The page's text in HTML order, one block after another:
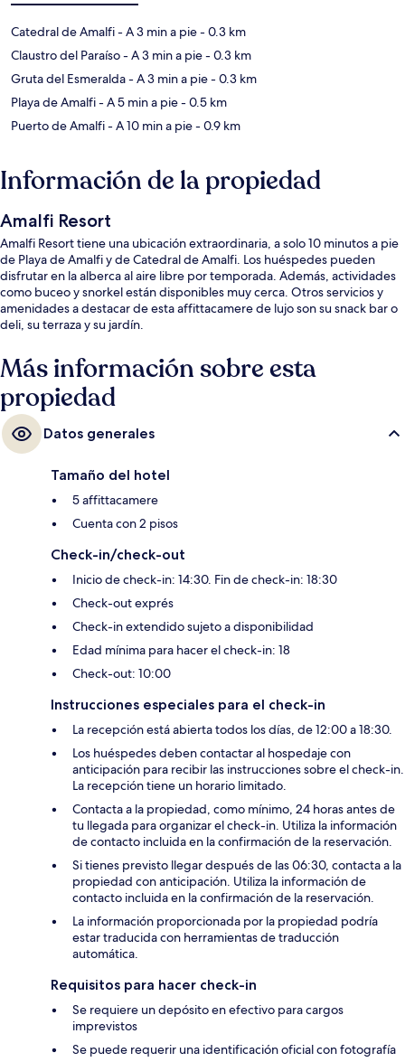
Catedral de Amalfi- A 3 min a pie- 0.3 km
Claustro del Paraíso- A 3 min a pie- 0.3 km
Gruta del Esmeralda- A 3 min a pie- 0.3 km
Playa de Amalfi- A 5 min a pie- 0.5 km
Puerto de Amalfi- A 10 min a pie- 0.9 km
Información de la propiedad
Amalfi Resort
Amalfi Resort tiene una ubicación extraordinaria, a solo 10 minutos a pie
de Playa de Amalfi y de Catedral de Amalfi. Los huéspedes pueden
disfrutar en la alberca al aire libre por temporada. Además, actividades
como buceo y snorkel están disponibles muy cerca. Otros servicios y
amenidades a destacar de esta affittacamere de lujo son su snack bar o
deli, su terraza y su jardín.
Más información sobre esta
propiedad
Datos generales
Tamaño del hotel
5 affittacamere
Cuenta con 2 pisos
Check-in/check-out
Inicio de check-in: 14:30. Fin de check-in: 18:30
Check-out exprés
Check-in extendido sujeto a disponibilidad
Edad mínima para hacer el check-in: 18
Check-out: 10:00
Instrucciones especiales para el check-in
La recepción está abierta todos los días, de 12:00 a 18:30.
Los huéspedes deben contactar al hospedaje con
anticipación para recibir las instrucciones sobre el check-in.
La recepción tiene un horario limitado.
Contacta a la propiedad, como mínimo, 24 horas antes de
tu llegada para organizar el check-in. Utiliza la información
de contacto incluida en la confirmación de la reservación.
Si tienes previsto llegar después de las 06:30, contacta a la
propiedad con anticipación. Utiliza la información de
contacto incluida en la confirmación de la reservación.
La información proporcionada por la propiedad podría
estar traducida con herramientas de traducción
automática.
Requisitos para hacer check-in
Se requiere un depósito en efectivo para cargos
imprevistos
Se puede requerir una identificación oficial con fotografía